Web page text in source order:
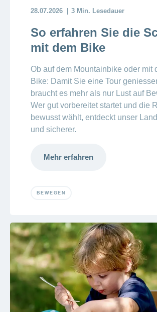
28.07.2026 3 Min. Lesedauer
So erfahren Sie die
mit dem Bike
Ob auf dem Mountainbike oder mit
Bike: Damit Sie eine Tour
braucht es mehr als nur Lust auf
Wer gut vorbereitet startet und die
bewusst wählt, entdeckt unser
und sicherer.
Mehr erfahren
BEWEGEN